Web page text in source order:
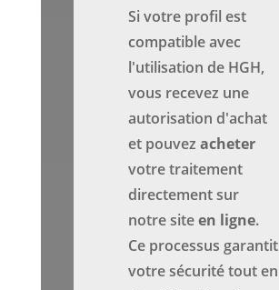
Si votre profil est
compatible avec
l'utilisation de HGH,
vous recevez une
autorisation d'achat
et pouvezacheter
votre traitement
directement sur
notre siteen ligne.
Ce processus garantit
votre sécurité tout en